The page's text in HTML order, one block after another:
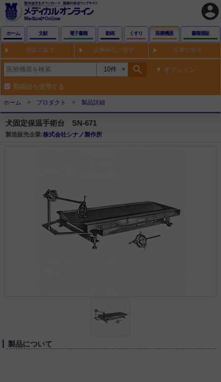
account_circle
ホーム 文献 電子書籍 動画 くすり 医療機器 書籍通販
用途で探す 診療科目で探す 企業で探す
search オプション
類義語を使用する
ホーム プロダクト 製品詳細
犬固定保温手術台 SN-671
製造販売企業:株式会社シナノ製作所
製品について